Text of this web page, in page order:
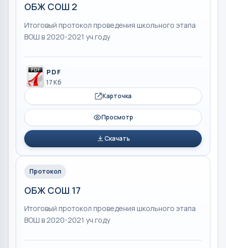
ОБЖ СОШ 2
Итоговый протокол проведения школьного этапа
ВОШ в 2020-2021 уч.году
PDF
17 Кб
Карточка
Просмотр
Скачать
Протокол
ОБЖ СОШ 17
Итоговый протокол проведения школьного этапа
ВОШ в 2020-2021 уч.году